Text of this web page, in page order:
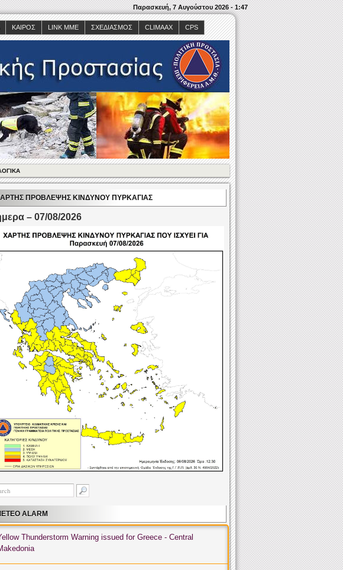
Παρασκευή, 7 Αυγούστου 2026 - 1:47
ΚΑΙΡΌΣ LINK MME ΣΧΕΔΙΑΣΜΌΣ CLIMAAX CPS
ΠΡΌΒΛΕΨΗΣ ΚΙΝΔΎΝΟΥ ΠΥΡΚΑΓΙΆΣ
– 07/08/2026
ALARM
Thunderstorm Warning issued for Greece - Central
Thunderstorm Warning issued for Greece - East